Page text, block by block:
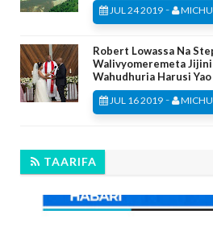
JUL 24 2019 -
Robert Lowassa Na
Walivyomeremeta
Wahudhuria Harusi Yao
JUL 16 2019 -
TAARIFA